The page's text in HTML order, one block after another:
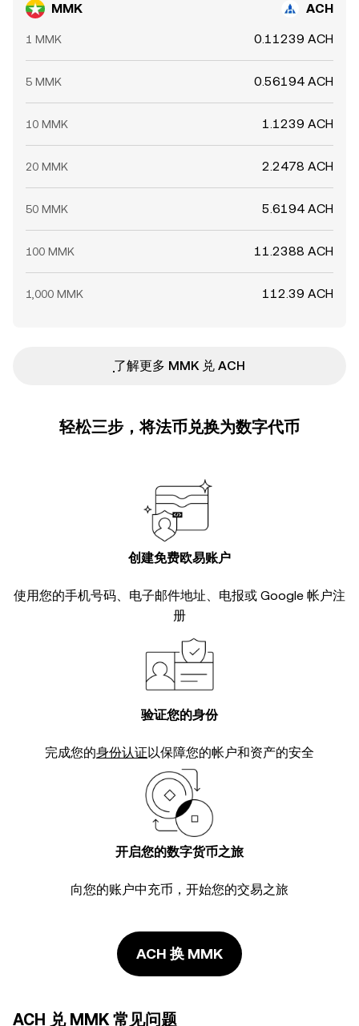
MMK ACH
1 MMK 0.11239 ACH
5 MMK 0.56194 ACH
10 MMK 1.1239 ACH
20 MMK 2.2478 ACH
50 MMK 5.6194 ACH
100 MMK 11.2388 ACH
1,000 MMK 112.39 ACH
ִִִִִִִִִִִִִִִִִִִִִִִִִִִִִִִִִִִִִִִִִִִִִִִ了解更多 MMK 兑 ACH
轻松三步，将法币兑换为数字代币
创建免费欧易账户
使用您的手机号码、电子邮件地址、电报或 Google 帐户注
册
验证您的身份
完成您的身份认证以保障您的帐户和资产的安全
开启您的数字货币之旅
向您的账户中充币，开始您的交易之旅
ACH 换 MMK
ACH 兑 MMK 常见问题